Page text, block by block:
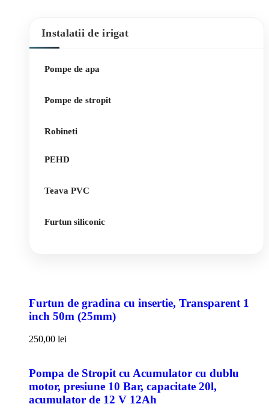
Instalatii de irigat
Pompe de apa
Pompe de stropit
Robineti
PEHD
Teava PVC
Furtun siliconic
Furtun de gradina cu insertie, Transparent 1
inch 50m (25mm)
250,00 lei
Pompa de Stropit cu Acumulator cu dublu
motor, presiune 10 Bar, capacitate 20l,
acumulator de 12 V 12Ah